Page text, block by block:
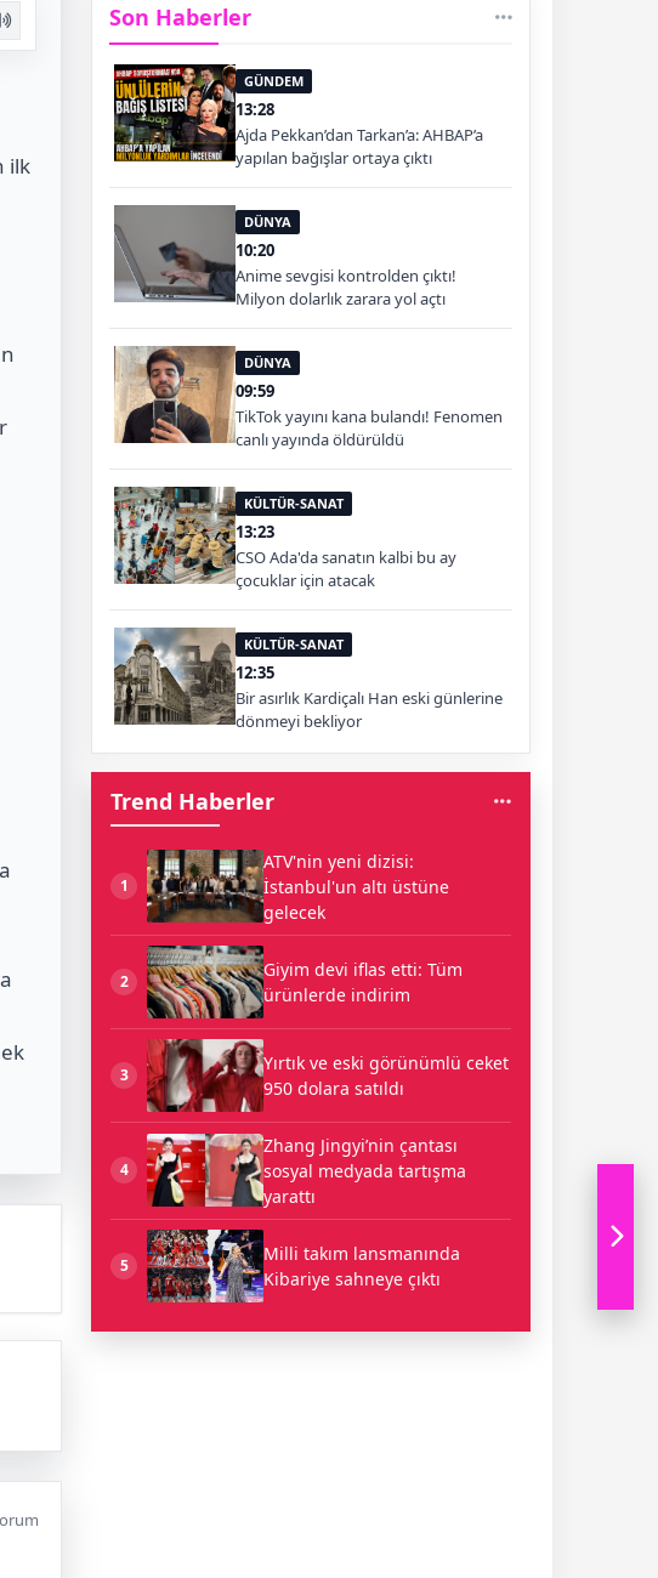
ilk
Son Haberler
GÜNDEM
13:28
Ajda Pekkan’dan Tarkan’a: AHBAP’a
yapılan bağışlar ortaya çıktı
DÜNYA
10:20
Anime sevgisi kontrolden çıktı!
Milyon dolarlık zarara yol açtı
DÜNYA
09:59
TikTok yayını kana bulandı! Fenomen
canlı yayında öldürüldü
KÜLTÜR-SANAT
13:23
CSO Ada'da sanatın kalbi bu ay
çocuklar için atacak
KÜLTÜR-SANAT
12:35
Bir asırlık Kardiçalı Han eski günlerine
dönmeyi bekliyor
Trend Haberler
1
ATV'nin yeni dizisi:
İstanbul'un altı üstüne
gelecek
2
Giyim devi iflas etti: Tüm
ürünlerde indirim
3
Yırtık ve eski görünümlü ceket
950 dolara satıldı
4
Zhang Jingyi’nin çantası
sosyal medyada tartışma
yarattı
5
Milli takım lansmanında
Kibariye sahneye çıktı